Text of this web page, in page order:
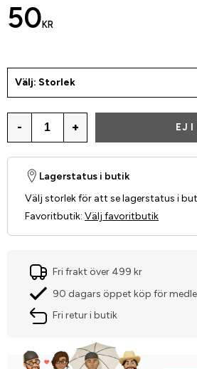
50 KR
Välj: Storlek
- + EJ I
Lagerstatus i butik
Välj storlek för att se lagerstatus i
Favoritbutik: Välj favoritbutik
Fri frakt över 499 kr
90 dagars öppet köp för
Fri retur i butik